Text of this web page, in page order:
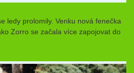
ledy prolomily. Venku nová fenečka
Zorro se začala více zapojovat do